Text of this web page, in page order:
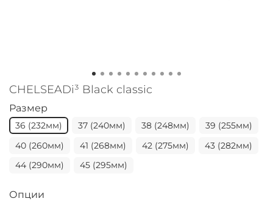
CHELSEADi³ Black classic
Размер
36 (232мм) 37 (240мм) 38 (248мм)
39 (255мм)
40 (260мм)
41 (268мм) 42 (275мм)
43 (282мм)
44 (290мм)
45 (295мм)
Опции